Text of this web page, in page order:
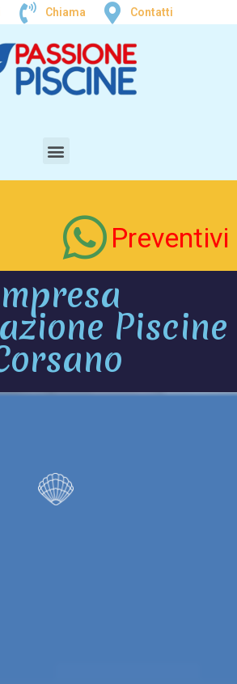
Chiama Contatti
Preventivi
Piscine